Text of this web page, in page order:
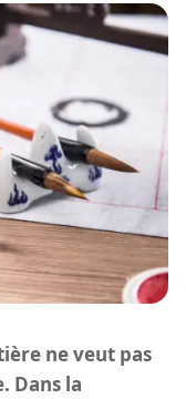
ne veut pas
Dans la